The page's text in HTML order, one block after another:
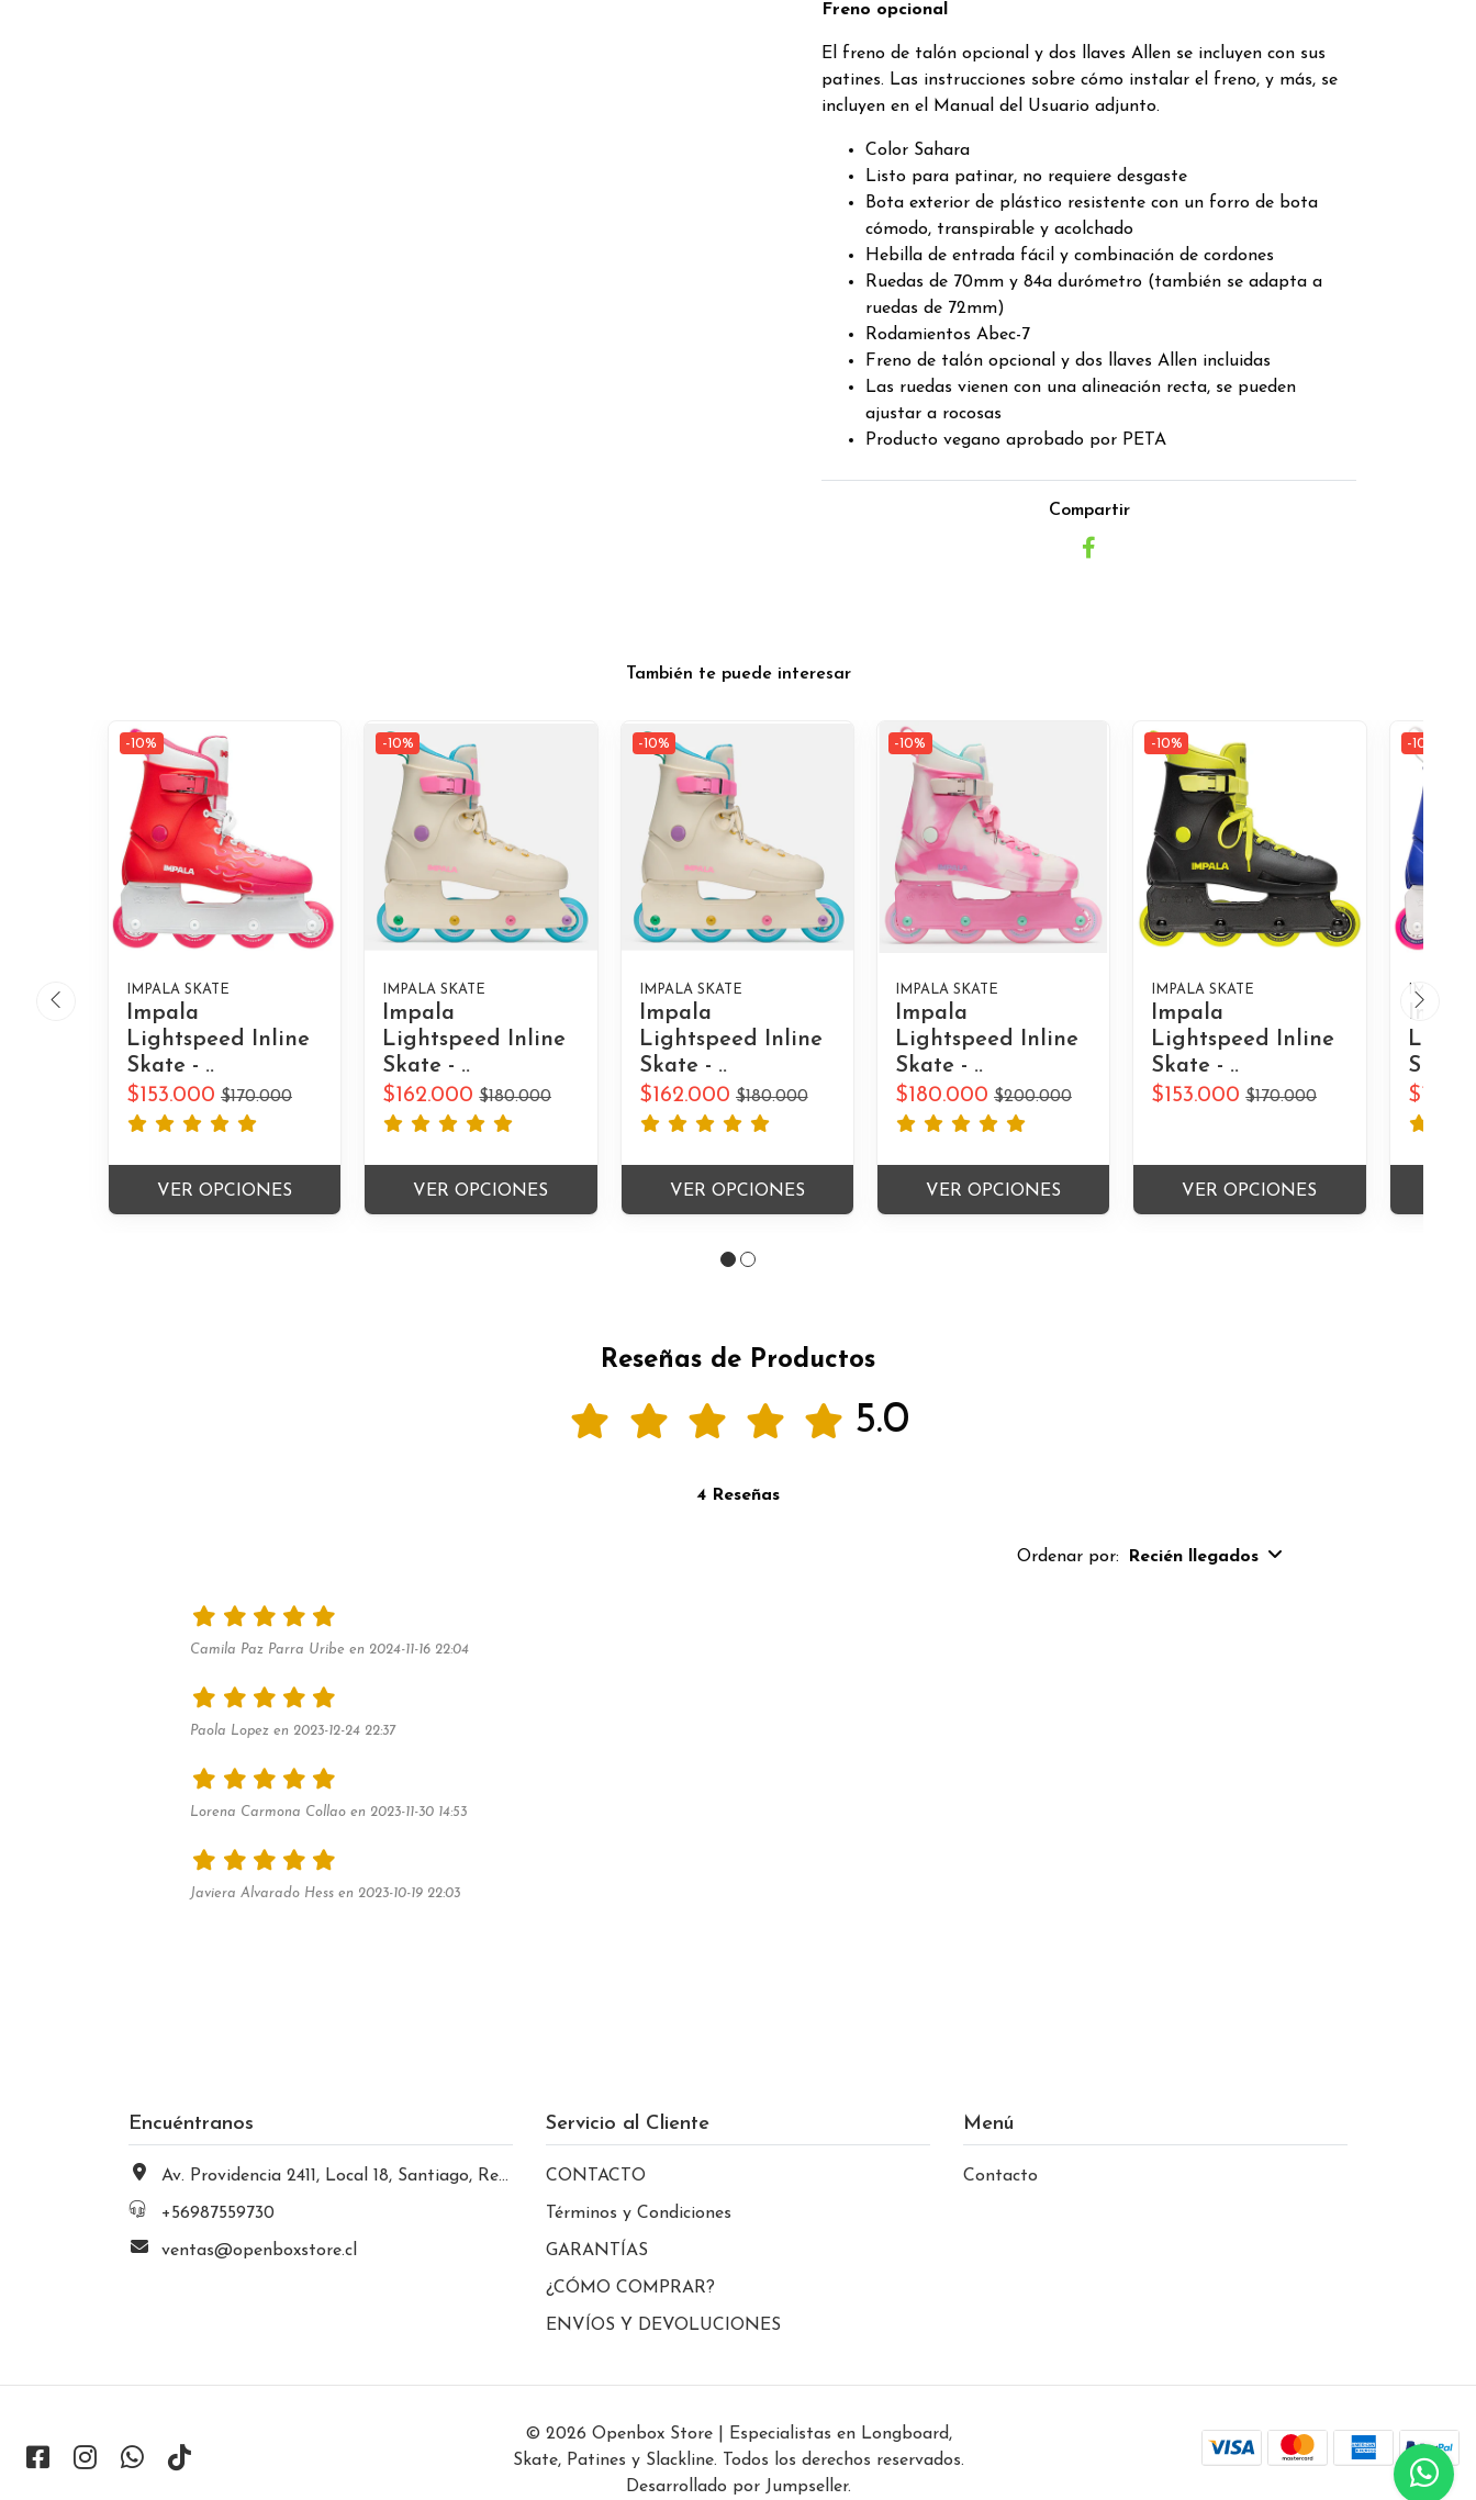
Freno opcional
El freno de talón opcional y dos llaves Allen se incluyen con sus
patines. Las instrucciones sobre cómo instalar el freno, y más, se
incluyen en el Manual del Usuario adjunto.
Color Sahara
Listo para patinar, no requiere desgaste
Bota exterior de plástico resistente con un forro de bota
cómodo, transpirable y acolchado
Hebilla de entrada fácil y combinación de cordones
Ruedas de 70mm y 84a durómetro (también se adapta a
ruedas de 72mm)
Rodamientos Abec-7
Freno de talón opcional y dos llaves Allen incluidas
Las ruedas vienen con una alineación recta, se pueden
ajustar a rocosas
Producto vegano aprobado por PETA
Compartir
También te puede interesar
-10%
IMPALA SKATE
Impala
Lightspeed Inline
Skate - ..
$153.000 $170.000
VER OPCIONES
-10%
IMPALA SKATE
Impala
Lightspeed Inline
Skate - ..
$162.000 $180.000
VER OPCIONES
-10%
IMPALA SKATE
Impala
Lightspeed Inline
Skate - ..
$162.000 $180.000
VER OPCIONES
-10%
IMPALA SKATE
Impala
Lightspeed Inline
Skate - ..
$180.000 $200.000
VER OPCIONES
-10%
IMPALA SKATE
Impala
Lightspeed Inline
Skate - ..
$153.000 $170.000
VER OPCIONES
-10%
IMPALA
Skate
Reseñas de Productos
5.0
4 Reseñas
Ordenar por: Recién llegados
Camila Paz Parra Uribe en 2024-11-16 22:04
Paola Lopez en 2023-12-24 22:37
Lorena Carmona Collao en 2023-11-30 14:53
Javiera Alvarado Hess en 2023-10-19 22:03
Encuéntranos
Av. Providencia 2411, Local 18, Santiago, Región Metropolitana, Chile
+56987559730
ventas@openboxstore.cl
Servicio al Cliente
CONTACTO
Términos y Condiciones
GARANTÍAS
¿CÓMO COMPRAR?
ENVÍOS Y DEVOLUCIONES
Menú
Contacto
© 2026 Openbox Store | Especialistas en Longboard,
Skate, Patines y Slackline. Todos los derechos reservados.
Desarrollado por Jumpseller.